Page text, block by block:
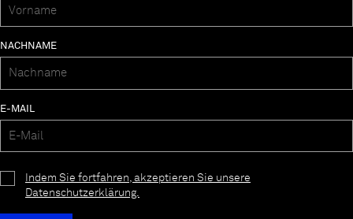
NACHNAME
E-MAIL
Indem Sie fortfahren, akzeptieren Sie unsere
Datenschutzerklärung.